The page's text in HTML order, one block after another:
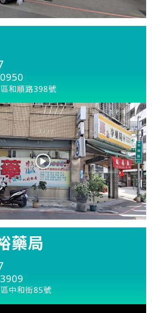
和順路398號
藥局
中和街85號